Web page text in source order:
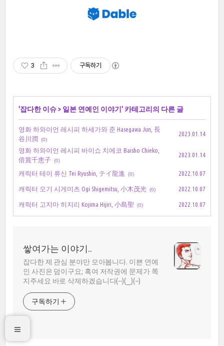
3 구독하기
'잡다한 이슈> 일본 연예인 이야기 ' 카테고리의 다른 글
영화 하와이언 레시피 하세가와 준 Hasegawa Jun, 長
谷川潤
(0)
2023.01.14
영화 하와이언 레시피 바이쇼 치에코 Baisho Chieko,
倍賞千恵子 (0)
2023.01.14
캐릭터 테이 류신 Tei Ryushin, テイ龍進 (0) 2022.10.07
캐릭터 오기 시게미츠 Ogi Shigemitsu, 小木茂光 (0) 2022.10.07
캐릭터 고지마 히지리 Kojima Hijiri, 小島聖 (0) 2022.10.07
쌓여가는 이야기..
잡다한 제 관심 분야만 모아봅니다. 이쁜 연예
인 사진은 덤이구요; 혹여 저작권에 문제가 쪽
지주세요 바로 삭제하겠습니다(--)(__)(--)
구독하기